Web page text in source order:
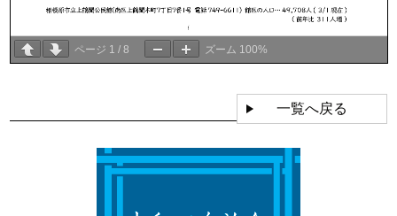
ページ 1 /8 ズーム 100%
一覧へ戻る